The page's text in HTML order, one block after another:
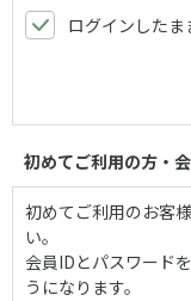
ログインしたま
初めてご利用の方・
初めてご利用のお客
い。
会員IDとパスワード
うになります。